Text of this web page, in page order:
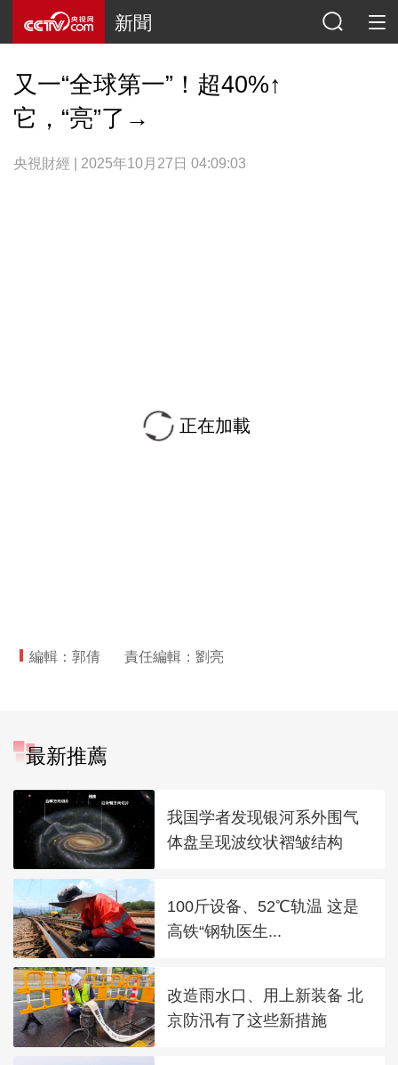
新聞
又一“全球第一”！超40%↑
它，“亮”了→
央視財經 | 2025年10月27日 04:09:03
正在加載
編輯：郭倩 責任編輯：劉亮
最新推薦
我国学者发现银河系外围气
体盘呈现波纹状褶皱结构
100斤设备、52℃轨温 这是
高铁“钢轨医生...
改造雨水口、用上新装备 北
京防汛有了这些新措施